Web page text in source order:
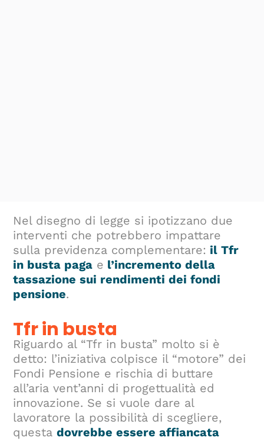
Nel disegno di legge si ipotizzano due
interventi che potrebbero impattare
sulla previdenza complementare: il Tfr
in busta paga e l’incremento della
tassazione sui rendimenti dei fondi
pensione.
Tfr in busta
Riguardo al “Tfr in busta” molto si è
detto: l’iniziativa colpisce il “motore” dei
Fondi Pensione e rischia di buttare
all’aria vent’anni di progettualità ed
innovazione. Se si vuole dare al
lavoratore la possibilità di scegliere,
questadovrebbe essere affiancata